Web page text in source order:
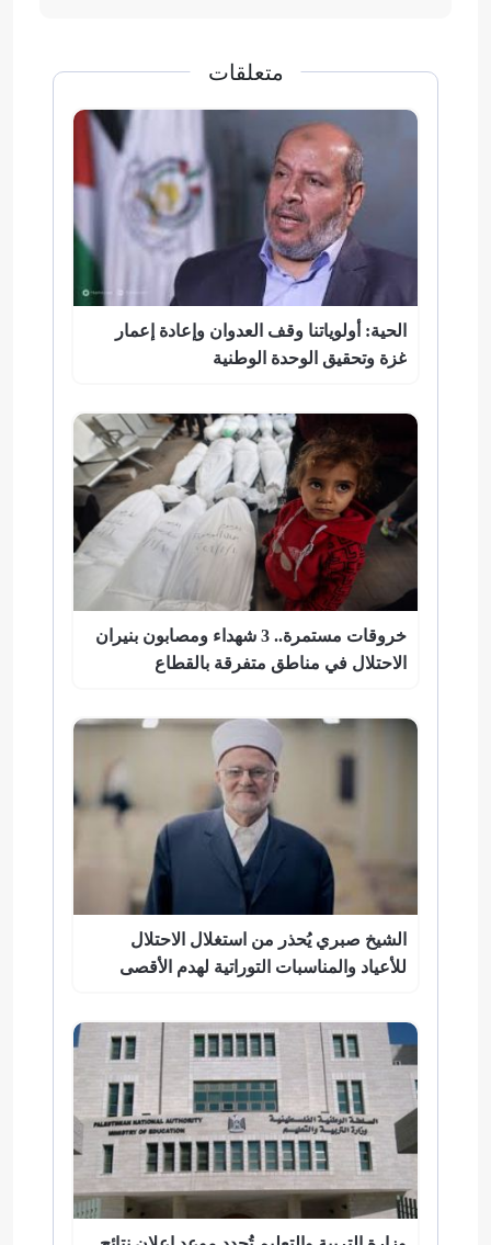
متعلقات
الحية: أولوياتنا وقف العدوان وإعادة إعمار
غزة وتحقيق الوحدة الوطنية
خروقات مستمرة.. 3 شهداء ومصابون بنيران
الاحتلال في مناطق متفرقة بالقطاع
الشيخ صبري يُحذر من استغلال الاحتلال
للأعياد والمناسبات التوراتية لهدم الأقصى